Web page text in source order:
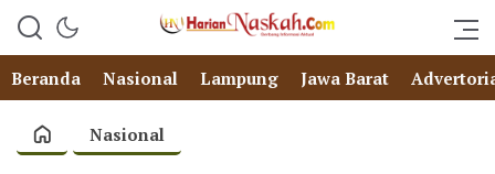
Beranda Nasional Lampung Jawa Barat
Nasional